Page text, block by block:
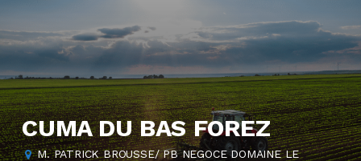
CUMA DU BAS FOREZ
M. PATRICK BROUSSE/ PB NEGOCE DOMAINE LE